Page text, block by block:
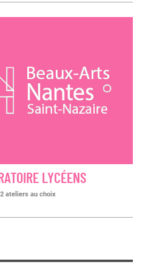
LYCÉENS
ateliers au choix